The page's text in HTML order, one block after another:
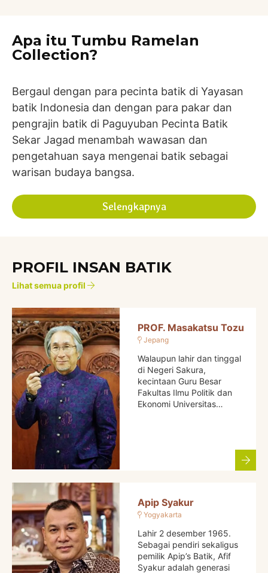
Apa itu Tumbu Ramelan
Collection?
Bergaul dengan para pecinta batik di Yayasan
batik Indonesia dan dengan para pakar dan
pengrajin batik di Paguyuban Pecinta Batik
Sekar Jagad menambah wawasan dan
pengetahuan saya mengenai batik sebagai
warisan budaya bangsa.
Selengkapnya
PROFIL INSAN BATIK
Lihat semua profil
PROF. Masakatsu Tozu
Jepang
Walaupun lahir dan tinggal
di Negeri Sakura,
kecintaan Guru Besar
Fakultas Ilmu Politik dan
Ekonomi Universitas…
Apip Syakur
Yogyakarta
Lahir 2 desember 1965.
Sebagai pendiri sekaligus
pemilik Apip’s Batik, Afif
Syakur adalah generasi